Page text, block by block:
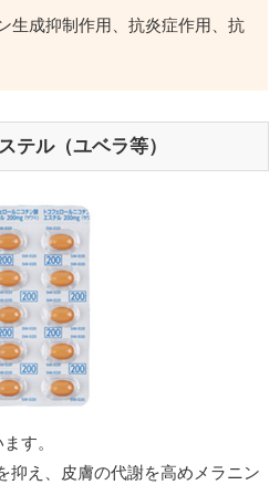
生成抑制作用、抗炎症作用、抗
テル（ユベラ等）
す。
抑え、皮膚の代謝を高めメラニン